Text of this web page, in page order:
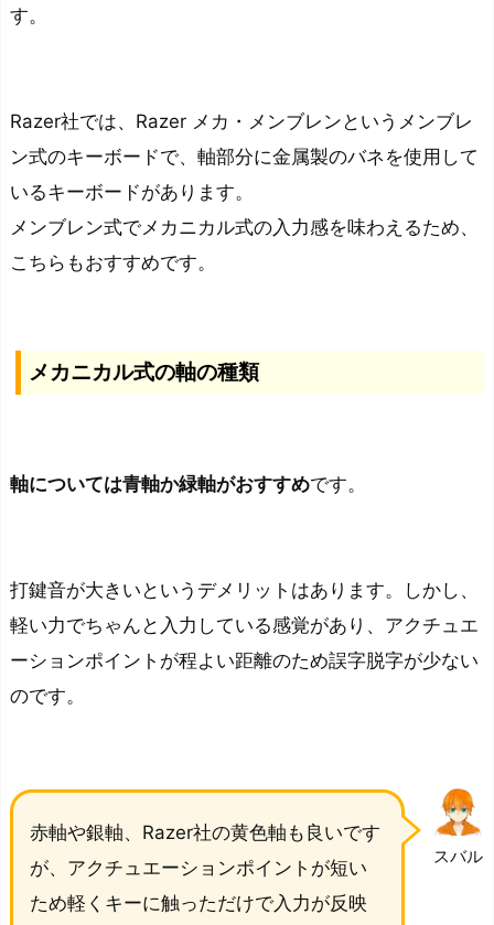
す。
Razer社では、Razer メカ・メンブレンというメンブレ
ン式のキーボードで、軸部分に金属製のバネを使用して
いるキーボードがあります。
メンブレン式でメカニカル式の入力感を味わえるため、
こちらもおすすめです。
メカニカル式の軸の種類
軸については青軸か緑軸がおすすめです。
打鍵音が大きいというデメリットはあります。しかし、
軽い力でちゃんと入力している感覚があり、アクチュエ
ーションポイントが程よい距離のため誤字脱字が少ない
のです。
スバル
赤軸や銀軸、Razer社の黄色軸も良いです
が、アクチュエーションポイントが短い
ため軽くキーに触っただけで入力が反映